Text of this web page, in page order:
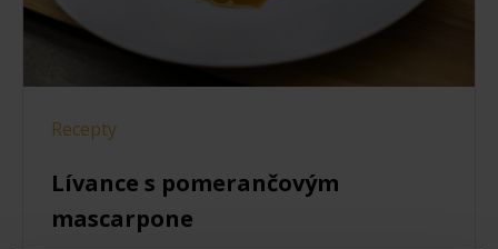
Recepty
Lívance s pomerančovým
mascarpone